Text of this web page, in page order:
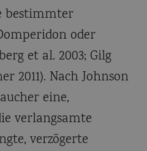
bestimmter
oder
et al. 2003; Gilg
2011). Nach Johnson
eine,
verlangsamte
verzögerte